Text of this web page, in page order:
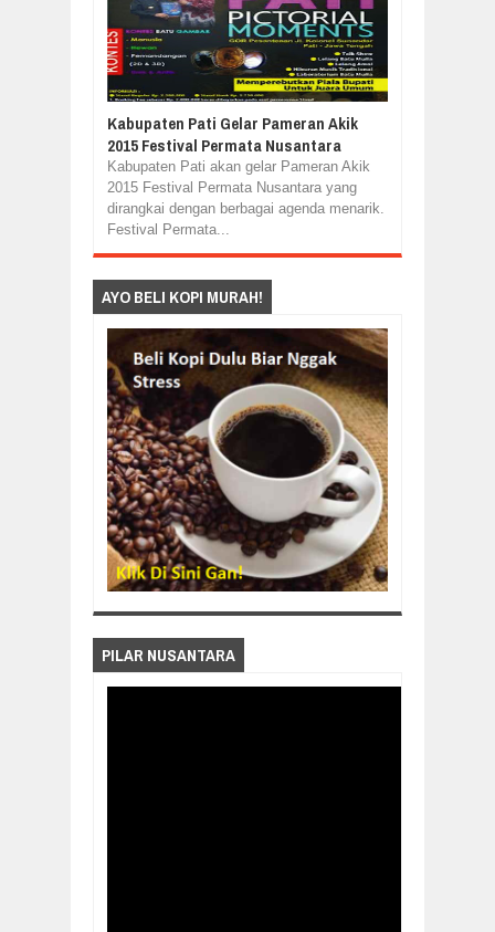
Kabupaten Pati Gelar Pameran Akik
2015 Festival Permata Nusantara
Kabupaten Pati akan gelar Pameran Akik
2015 Festival Permata Nusantara yang
dirangkai dengan berbagai agenda menarik.
Festival Permata...
AYO BELI KOPI MURAH!
PILAR NUSANTARA